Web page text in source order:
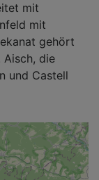
mit
mit
gehört
Aisch, die
und Castell